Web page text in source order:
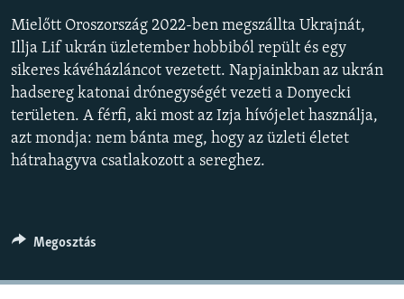
A MÚLT TANULSÁGAI
KÖVESSEN MINKET!
Valamennyi RFE/RL weboldal
360p
1080p
480p
720p
1080p
Mielőtt Oroszország 2022-ben megszállta Ukrajnát,
Illja Lif ukrán üzletember hobbiból repült és egy
sikeres kávéházláncot vezetett. Napjainkban az ukrán
hadsereg katonai drónegységét vezeti a Donyecki
területen. A férfi, aki most az Izja hívójelet használja,
azt mondja: nem bánta meg, hogy az üzleti életet
hátrahagyva csatlakozott a sereghez.
Megosztás